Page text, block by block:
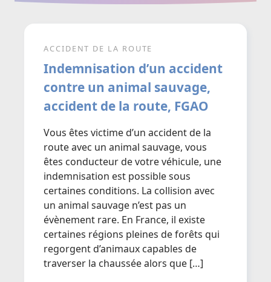
ACCIDENT DE LA ROUTE
Indemnisation d’un accident
contre un animal sauvage,
accident de la route, FGAO
Vous êtes victime d’un accident de la
route avec un animal sauvage, vous
êtes conducteur de votre véhicule, une
indemnisation est possible sous
certaines conditions. La collision avec
un animal sauvage n’est pas un
évènement rare. En France, il existe
certaines régions pleines de forêts qui
regorgent d’animaux capables de
traverser la chaussée alors que […]